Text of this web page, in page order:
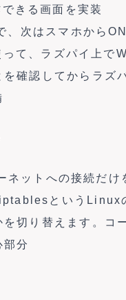
きる画面を実装
、次はスマホから
て、ラズパイ上で
確認してからラズ
ットへの接続だけ
というLinux
切り替えます。コ
分